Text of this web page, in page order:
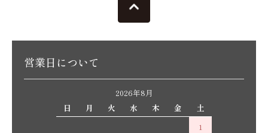
営業日について
2026年8月
日
月 火 水 木 金
土
1